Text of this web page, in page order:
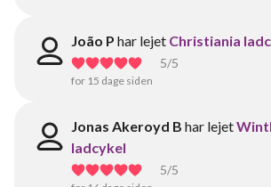
João P har lejet Christiania
5/5
for 15 dage siden
Jonas Akeroyd B har lejet
ladcykel
5/5